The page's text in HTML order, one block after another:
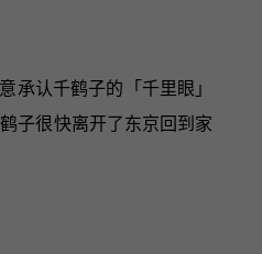
承认千鹤子的「千里眼」
子很快离开了东京回到家